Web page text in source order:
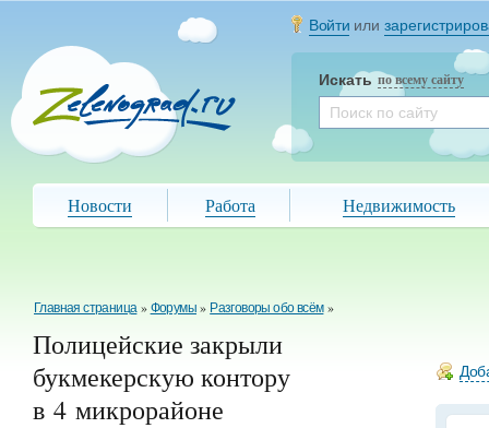
Войти или
Искать по всему сайту
Новости Работа Недвижимость
Главная страница »Форумы» Разговоры обо всём »
Полицейские закрыли
букмекерскую контору
в 4 микрорайоне